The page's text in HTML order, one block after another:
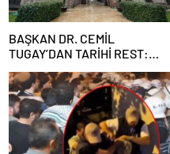
BAŞKAN DR. CEMİL
TUGAY’DAN TARİHİ REST:
“İZMİR’İN MALINA
ÇÖKTÜRMEM, HALKIN
HAKKINI KİMSEYE
YEDİRMEM!”